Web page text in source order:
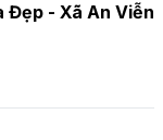
- Xã An Viễn